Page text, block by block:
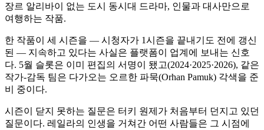
장르 알리바이 없는 도시 동시대 드라마, 인물과 대사만으로
여행하는 작품.
한 작품이 세 시즌을 — 시청자가 1시즌을 끝내기도 전에 갱신
된 — 지속하고 있다는 사실은 플랫폼이 업계에 보내는 신호
다. 5월 슬롯은 이미 편집의 서명이 됐고(2024·2025·2026), 같은
작가-감독 팀은 다가오는 오르한 파묵(Orhan Pamuk) 각색을 준
비 중이다.
시즌이 닫지 못하는 질문은 터키 원제가 처음부터 던지고 있던
질문이다. 레일라의 인생을 거쳐간 어떤 사람들은 그 시점에